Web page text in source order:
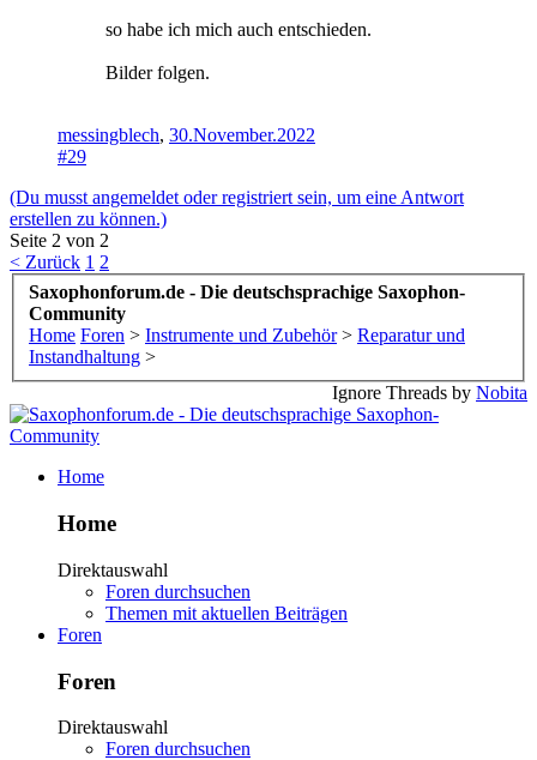
so habe ich mich auch entschieden.
Bilder folgen.
messingblech, 30.November.2022
#29
(Du musst angemeldet oder registriert sein, um eine Antwort
erstellen zu können.)
Seite 2 von 2
< Zurück 1 2
Saxophonforum.de - Die deutschsprachige Saxophon-
Community
Home Foren > Instrumente und Zubehör > Reparatur und
Instandhaltung >
Ignore Threads by Nobita
Home
Home
Direktauswahl
Foren durchsuchen
Themen mit aktuellen Beiträgen
Foren
Foren
Direktauswahl
Foren durchsuchen